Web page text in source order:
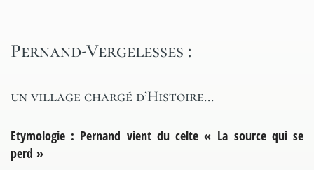
Pernand-Vergelesses :
un village chargé d’Histoire…
Etymologie : Pernand vient du celte « La source qui se
perd »